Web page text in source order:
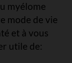
myélome
mode de vie
et à vous
utile de: